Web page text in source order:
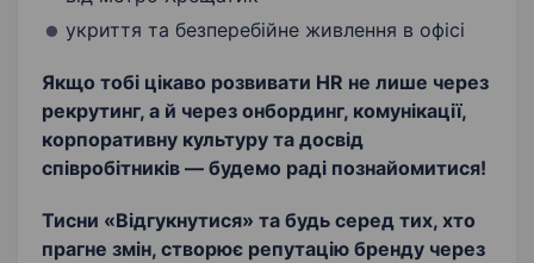
укриття та безперебійне живлення в офісі
Якщо тобі цікаво розвивати HR не лише через
рекрутинг, а й через онбординг, комунікації,
корпоративну культуру та досвід
співробітників — будемо раді познайомитися!
Тисни «Відгукнутися» та будь серед тих, хто
прагне змін, створює репутацію бренду через